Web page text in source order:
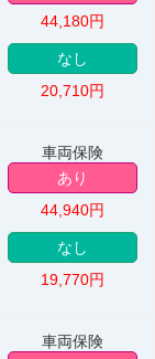
44,180円
なし
20,710円
車両保険
あり
44,940円
なし
19,770円
車両保険